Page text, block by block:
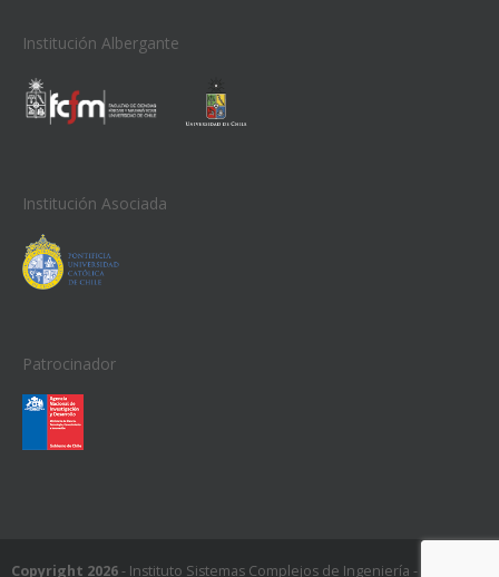
Institución Albergante
Institución Asociada
Patrocinador
Copyright 2026- Instituto Sistemas Complejos de Ingeniería - ISCI